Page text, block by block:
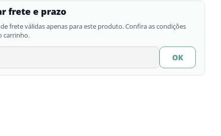
frete e prazo
frete válidas apenas para este produto. Confira as condições
carrinho.